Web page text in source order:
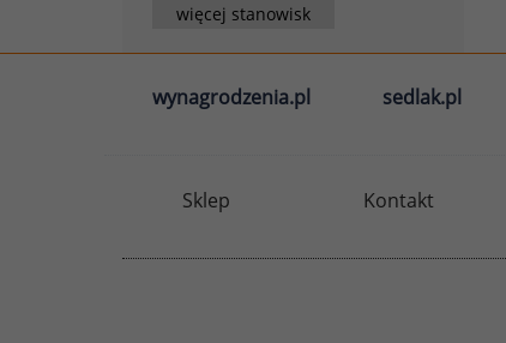
więcej stanowisk
wynagrodzenia.pl sedlak.pl
Sklep Kontakt